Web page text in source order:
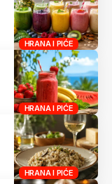
HRANA I PIĆE
HRANA I PIĆE
HRANA I PIĆE